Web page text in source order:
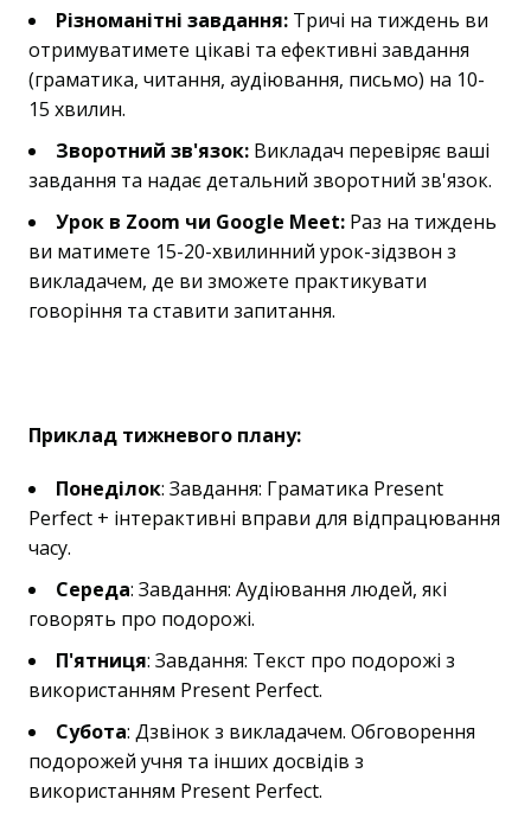
Різноманітні завдання: Тричі на тиждень ви
отримуватимете цікаві та ефективні завдання
(граматика, читання, аудіювання, письмо) на 10-
15 хвилин.
Зворотний зв'язок: Викладач перевіряє ваші
завдання та надає детальний зворотний зв'язок.
Урок в Zoom чи Google Meet: Раз на тиждень
ви матимете 15-20-хвилинний урок-зідзвон з
викладачем, де ви зможете практикувати
говоріння та ставити запитання.
Приклад тижневого плану:
Понеділок: Завдання: Граматика Present
Perfect + інтерактивні вправи для відпрацювання
часу.
Середа: Завдання: Аудіювання людей, які
говорять про подорожі.
П'ятниця: Завдання: Текст про подорожі з
використанням Present Perfect.
Субота: Дзвінок з викладачем. Обговорення
подорожей учня та інших досвідів з
використанням Present Perfect.